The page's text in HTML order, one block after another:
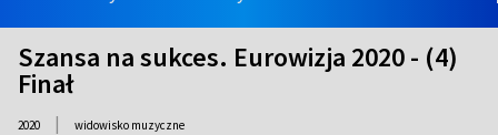
Szansa na sukces. Eurowizja 2020 - (4)
Finał
2020 | widowisko muzyczne